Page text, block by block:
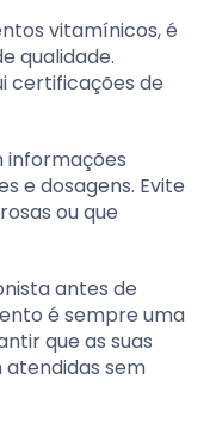
vitamínicos, é
qualidade.
certificações de
e dosagens. Evite
ou que
antes de
é sempre uma
que as suas
atendidas sem